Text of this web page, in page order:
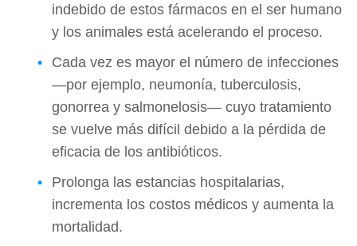
indebido de estos fármacos en el ser humano
y los animales está acelerando el proceso.
Cada vez es mayor el número de infecciones
—por ejemplo, neumonía, tuberculosis,
gonorrea y salmonelosis— cuyo tratamiento
se vuelve más difícil debido a la pérdida de
eficacia de los antibióticos.
Prolonga las estancias hospitalarias,
incrementa los costos médicos y aumenta la
mortalidad.